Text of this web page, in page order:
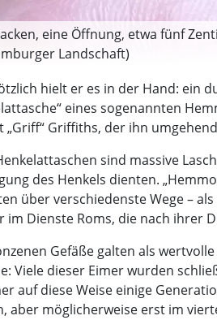
eine Öffnung, etwa fünf
Landschaft)
hielt er es in der Hand: ein
eines sogenannten
„Griff“ Griffiths, der ihn
sind massive
des Henkels dienten.
über verschiedenste Wege –
im Dienste Roms, die nach ihrer
Gefäße galten als
Viele dieser Eimer wurden
auf diese Weise einige
aber möglicherweise erst im